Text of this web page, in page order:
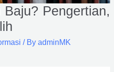
Pengertian,
/ ByadminMK